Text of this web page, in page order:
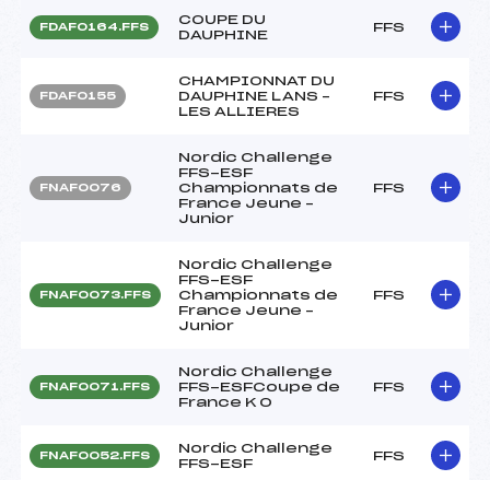
FDAF0164.FFS
COUPE DU
DAUPHINE
FFS
FDAF0155
CHAMPIONNAT DU
DAUPHINE LANS –
LES ALLIERES
FFS
FNAF0076
Nordic Challenge
FFS-ESF
Championnats de
France Jeune –
Junior
FFS
FNAF0073.FFS
Nordic Challenge
FFS-ESF
Championnats de
France Jeune –
Junior
FFS
FNAF0071.FFS
Nordic Challenge
FFS-ESFCoupe de
France K O
FFS
FNAF0052.FFS
Nordic Challenge
FFS-ESF
FFS